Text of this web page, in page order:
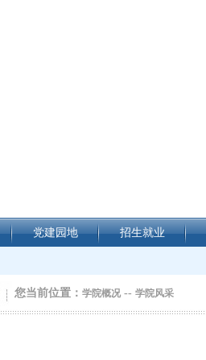
党建园地 招生就业
您当前位置： 学院概况 -- 学院风采